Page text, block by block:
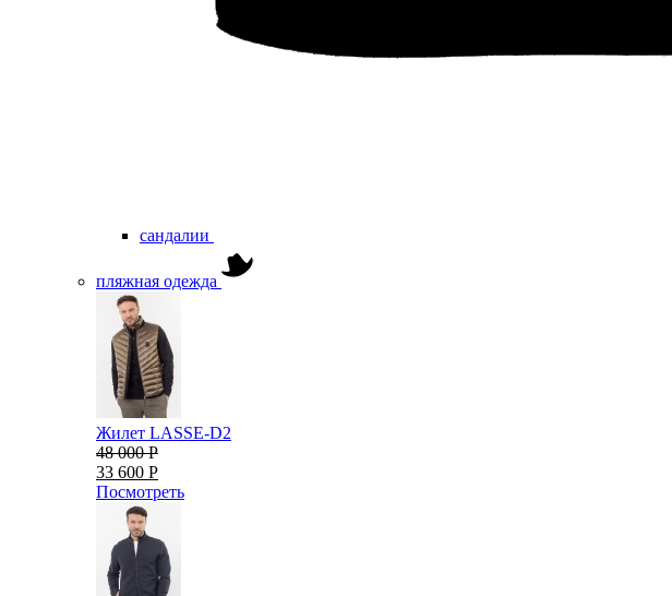
сандалии
пляжная одежда
Жилет LASSE-D2
48 000 Р
33 600 Р
Посмотреть